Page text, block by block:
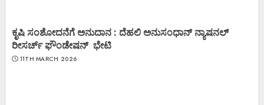
ಕೃಷಿ ಸಂಶೋದನೆಗೆ ಅನುದಾನ : ದೆಹಲಿ ಅನುಸಂಧಾನ್ ನ್ಯಾಷನಲ್
ರೀಸರ್ಚ್ ಫೌಂಡೇಷನ್ ಭೇಟಿ
11TH MARCH 2026